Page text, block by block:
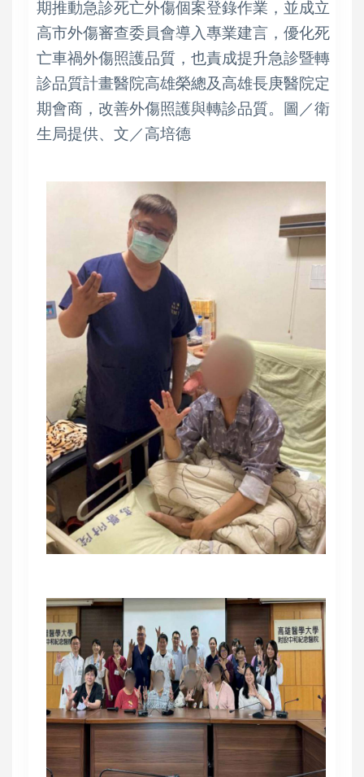
期推動急診死亡外傷個案登錄作業，並成立
高市外傷審查委員會導入專業建言，優化死
亡車禍外傷照護品質，也責成提升急診暨轉
診品質計畫醫院高雄榮總及高雄長庚醫院定
期會商，改善外傷照護與轉診品質。圖／衛
生局提供、文／高培德